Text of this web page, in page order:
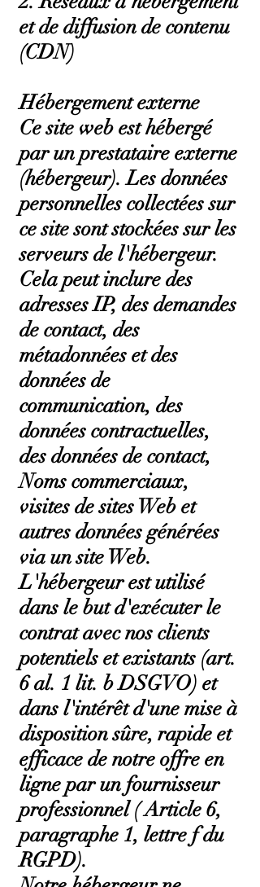
et de diffusion de contenu
(CDN)
Hébergement externe
Ce site web est hébergé
par un prestataire externe
(hébergeur). Les données
personnelles collectées sur
ce site sont stockées sur les
serveurs de l'hébergeur.
Cela peut inclure des
adresses IP, des demandes
de contact, des
métadonnées et des
données de
communication, des
données contractuelles,
des données de contact,
Noms commerciaux,
visites de sites Web et
autres données générées
via un site Web.
L'hébergeur est utilisé
dans le but d'exécuter le
contrat avec nos clients
potentiels et existants (art.
6 al. 1 lit. b DSGVO) et
dans l'intérêt d'une mise à
disposition sûre, rapide et
efficace de notre offre en
ligne par un fournisseur
professionnel ( Article 6,
paragraphe 1, lettre f du
RGPD).